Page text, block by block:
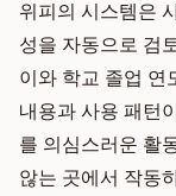
위피의 시스템은
성을 자동으로 검
이와 학교 졸업 연
내용과 사용 패턴
를 의심스러운 활
않는 곳에서 작동